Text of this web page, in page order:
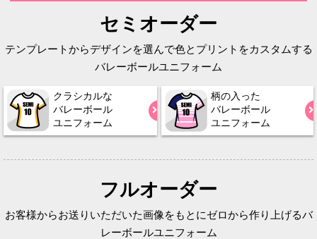
セミオーダー
テンプレートからデザインを選んで色とプリントをカスタムする
バレーボールユニフォーム
クラシカルな
バレーボール
ユニフォーム
柄の入った
バレーボール
ユニフォーム
フルオーダー
お客様からお送りいただいた画像をもとにゼロから作り上げるバ
レーボールユニフォーム